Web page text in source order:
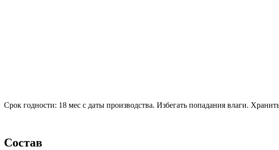
Срок годности: 18 мес с даты производства. Избегать попадания влаги.
Состав